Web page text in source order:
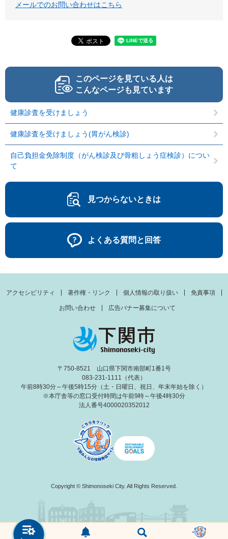
メールでのお問い合わせはこちら
このページを見ている人は
こんなページも見ています
健康診査を受けましょう
健康診査を受けましょう(胃がん検診)
自己負担金免除制度（がん検診及び骨粗しょう症検診）につい
て
見つからないときは
よくある質問と回答
アクセシビリティ 著作権・リンク 個人情報の取り扱い 免責事項
お問い合わせ 広告バナー募集について
〒750-8521 山口県下関市南部町1番1号
083-231-1111（代表）
午前8時30分～午後5時15分（土・日曜日、祝日、年末年始を除く）
※本庁舎等の窓口受付時間は午前9時～午後4時30分
法人番号4000020352012
Copyright © Shimonoseki City. All Rights Reserved.